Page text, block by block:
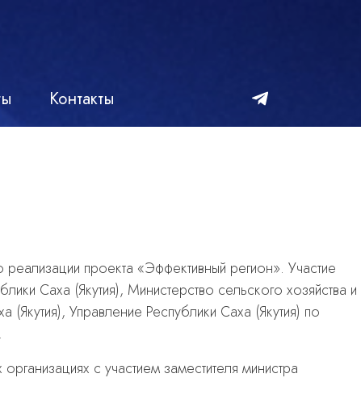
Контакты
проекта «Эффективный регион». Участие
Саха (Якутия), Министерство сельского хозяйства и
(Якутия), Управление Республики Саха (Якутия) по
с участием заместителя министра